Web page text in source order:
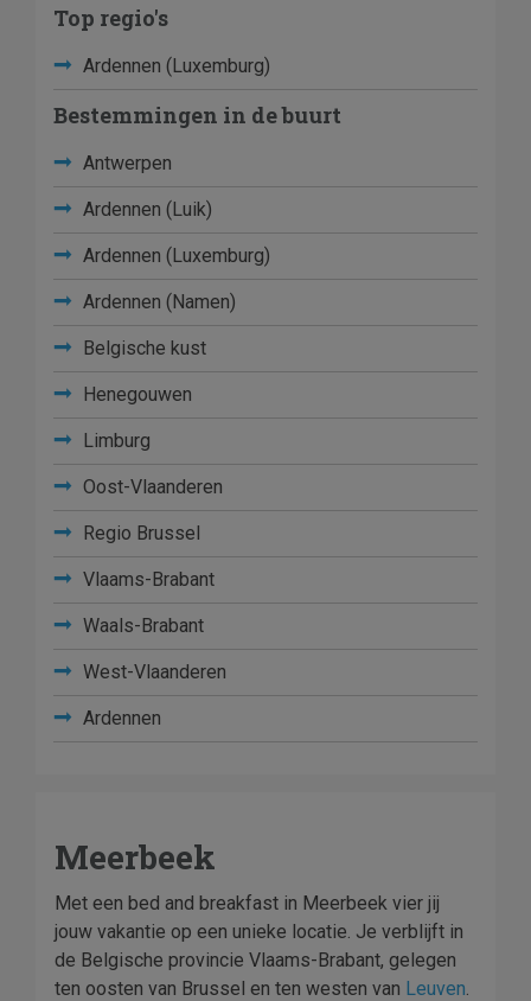
Top regio's
Ardennen (Luxemburg)
Bestemmingen in de buurt
Antwerpen
Ardennen (Luik)
Ardennen (Luxemburg)
Ardennen (Namen)
Belgische kust
Henegouwen
Limburg
Oost-Vlaanderen
Regio Brussel
Vlaams-Brabant
Waals-Brabant
West-Vlaanderen
Ardennen
Meerbeek
Met een bed and breakfast in Meerbeek vier jij
jouw vakantie op een unieke locatie. Je verblijft in
de Belgische provincie Vlaams-Brabant, gelegen
ten oosten van Brussel en ten westen van Leuven.